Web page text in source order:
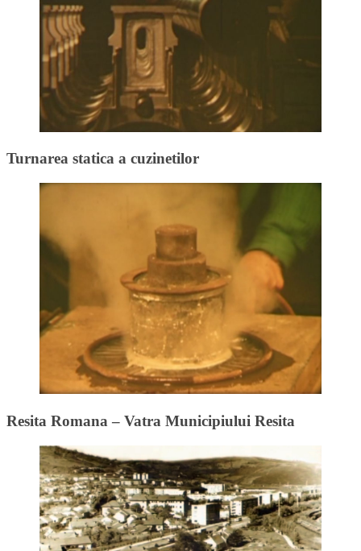
Turnarea statica a cuzinetilor
Resita Romana – Vatra Municipiului Resita